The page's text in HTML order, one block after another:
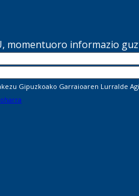
momentuoro informazio
Gipuzkoako Garraioaren Lurralde